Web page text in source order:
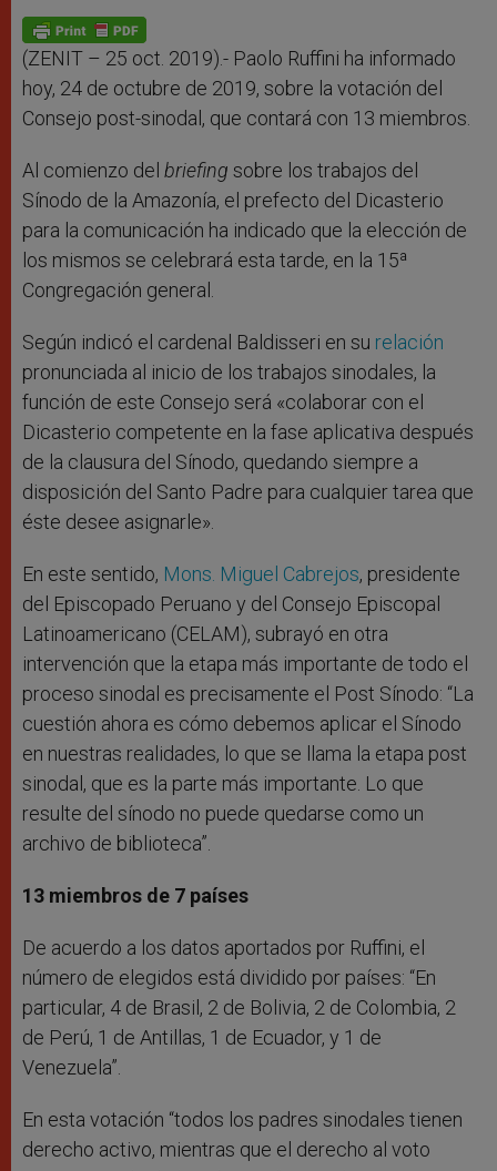
p
p
g
e
o
k
(ZENIT – 25 oct. 2019).- Paolo Ruffini ha informado
hoy, 24 de octubre de 2019, sobre la votación del
Consejo post-sinodal, que contará con 13 miembros.
Al comienzo del briefing sobre los trabajos del
Sínodo de la Amazonía, el prefecto del Dicasterio
para la comunicación ha indicado que la elección de
los mismos se celebrará esta tarde, en la 15ª
Congregación general.
Según indicó el cardenal Baldisseri en su relación
pronunciada al inicio de los trabajos sinodales, la
función de este Consejo será «colaborar con el
Dicasterio competente en la fase aplicativa después
de la clausura del Sínodo, quedando siempre a
disposición del Santo Padre para cualquier tarea que
éste desee asignarle».
En este sentido, Mons. Miguel Cabrejos, presidente
del Episcopado Peruano y del Consejo Episcopal
Latinoamericano (CELAM), subrayó en otra
intervención que la etapa más importante de todo el
proceso sinodal es precisamente el Post Sínodo: “La
cuestión ahora es cómo debemos aplicar el Sínodo
en nuestras realidades, lo que se llama la etapa post
sinodal, que es la parte más importante. Lo que
resulte del sínodo no puede quedarse como un
archivo de biblioteca”.
13 miembros de 7 países
De acuerdo a los datos aportados por Ruffini, el
número de elegidos está dividido por países: “En
particular, 4 de Brasil, 2 de Bolivia, 2 de Colombia, 2
de Perú, 1 de Antillas, 1 de Ecuador, y 1 de
Venezuela”.
En esta votación “todos los padres sinodales tienen
derecho activo, mientras que el derecho al voto